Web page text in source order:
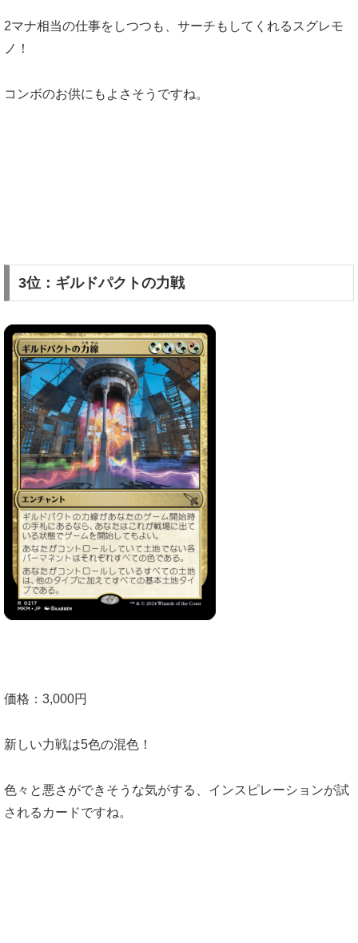
2マナ相当の仕事をしつつも、サーチもしてくれるスグレモ
ノ！
コンボのお供にもよさそうですね。
3位：ギルドパクトの力戦
価格：3,000円
新しい力戦は5色の混色！
色々と悪さができそうな気がする、インスピレーションが試
されるカードですね。